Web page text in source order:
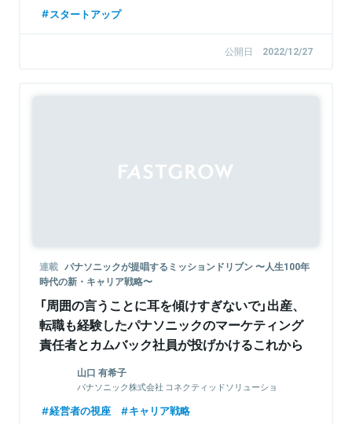
スタートアップ
公開日 2022/12/27
連載 パナソニックが提唱するミッションドリブン 〜人生100年
時代の新・キャリア戦略〜
「周囲の言うことに耳を傾けすぎないで」出産、
転職も経験したパナソニックのマーケティング
責任者とカムバック社員が投げかけるこれから
の未来を担う世代へのメッセージ
山口 有希子
パナソニック株式会社 コネクティッドソリューショ
部長
経営者の視座
キャリア戦略